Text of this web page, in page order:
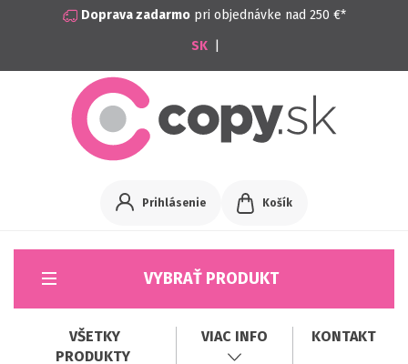
Doprava zadarmopri objednávke nad 250 €*
Prihlásenie Košík
VYBRAŤ PRODUKT
VŠETKY
PRODUKTY
VIAC INFO KONTAKT